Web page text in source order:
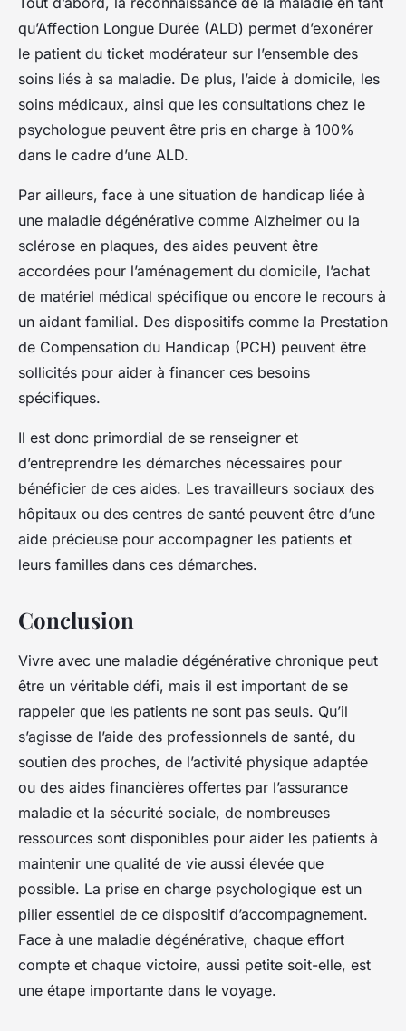
qu’Affection Longue Durée (ALD) permet d’exonérer
le patient du ticket modérateur sur l’ensemble des
soins liés à sa maladie. De plus, l’aide à domicile, les
soins médicaux, ainsi que les consultations chez le
psychologue peuvent être pris en charge à 100%
dans le cadre d’une ALD.
Par ailleurs, face à une situation de handicap liée à
une maladie dégénérative comme Alzheimer ou la
sclérose en plaques, des aides peuvent être
accordées pour l’aménagement du domicile, l’achat
de matériel médical spécifique ou encore le recours à
un aidant familial. Des dispositifs comme la Prestation
de Compensation du Handicap (PCH) peuvent être
sollicités pour aider à financer ces besoins
spécifiques.
Il est donc primordial de se renseigner et
d’entreprendre les démarches nécessaires pour
bénéficier de ces aides. Les travailleurs sociaux des
hôpitaux ou des centres de santé peuvent être d’une
aide précieuse pour accompagner les patients et
leurs familles dans ces démarches.
Conclusion
Vivre avec une maladie dégénérative chronique peut
être un véritable défi, mais il est important de se
rappeler que les patients ne sont pas seuls. Qu’il
s’agisse de l’aide des professionnels de santé, du
soutien des proches, de l’activité physique adaptée
ou des aides financières offertes par l’assurance
maladie et la sécurité sociale, de nombreuses
ressources sont disponibles pour aider les patients à
maintenir une qualité de vie aussi élevée que
possible. La prise en charge psychologique est un
pilier essentiel de ce dispositif d’accompagnement.
Face à une maladie dégénérative, chaque effort
compte et chaque victoire, aussi petite soit-elle, est
une étape importante dans le voyage.